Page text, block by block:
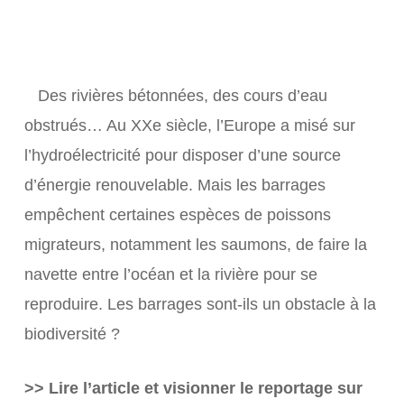
Des rivières bétonnées, des cours d’eau
obstrués… Au XXe siècle, l’Europe a misé sur
l’hydroélectricité pour disposer d’une source
d’énergie renouvelable. Mais les barrages
empêchent certaines espèces de poissons
migrateurs, notamment les saumons, de faire la
navette entre l’océan et la rivière pour se
reproduire. Les barrages sont-ils un obstacle à la
biodiversité ?
>> Lire l’article et visionner le reportage sur